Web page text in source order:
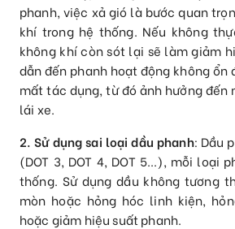
phanh, việc xả gió là bước quan
khí trong hệ thống. Nếu không
không khí còn sót lại sẽ làm giảm
dẫn đến phanh hoạt động không
mất tác dụng, từ đó ảnh hưởng đến
lái xe.
2. Sử dụng sai loại dầu phanh: Dầu
(DOT 3, DOT 4, DOT 5...), mỗi loại
thống. Sử dụng dầu không tương
mòn hoặc hỏng hóc linh kiện,
hoặc giảm hiệu suất phanh.